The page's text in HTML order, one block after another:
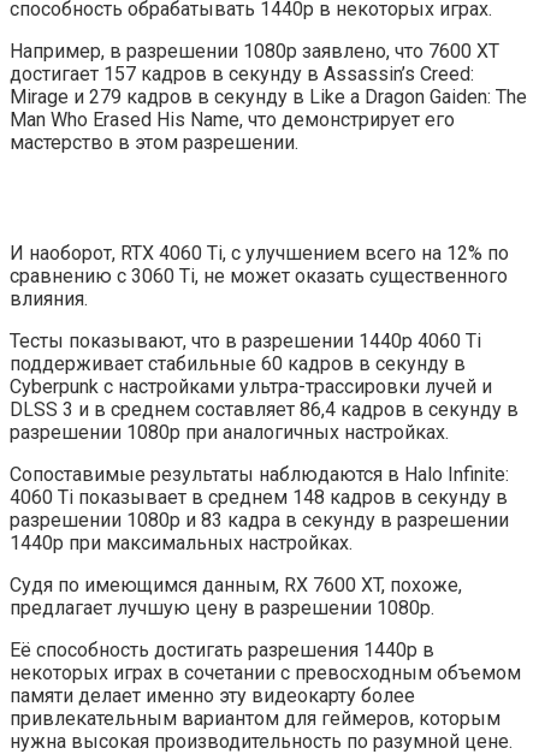
способность обрабатывать 1440p в некоторых играх.
Например, в разрешении 1080p заявлено, что 7600 XT
достигает 157 кадров в секунду в Assassin’s Creed:
Mirage и 279 кадров в секунду в Like a Dragon Gaiden: The
Man Who Erased His Name, что демонстрирует его
мастерство в этом разрешении.
И наоборот, RTX 4060 Ti, с улучшением всего на 12% по
сравнению с 3060 Ti, не может оказать существенного
влияния.
Тесты показывают, что в разрешении 1440p 4060 Ti
поддерживает стабильные 60 кадров в секунду в
Cyberpunk с настройками ультра-трассировки лучей и
DLSS 3 и в среднем составляет 86,4 кадров в секунду в
разрешении 1080p при аналогичных настройках.
Сопоставимые результаты наблюдаются в Halo Infinite:
4060 Ti показывает в среднем 148 кадров в секунду в
разрешении 1080p и 83 кадра в секунду в разрешении
1440p при максимальных настройках.
Судя по имеющимся данным, RX 7600 XT, похоже,
предлагает лучшую цену в разрешении 1080p.
Её способность достигать разрешения 1440p в
некоторых играх в сочетании с превосходным объемом
памяти делает именно эту видеокарту более
привлекательным вариантом для геймеров, которым
нужна высокая производительность по разумной цене.